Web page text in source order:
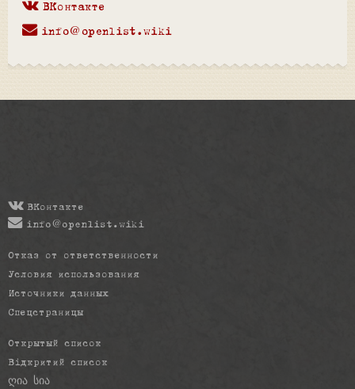
ВКонтакте
info@openlist.wiki
ВКонтакте
info@openlist.wiki
Отказ от ответственности
Условия использования
Источники данных
Спецстраницы
Открытый список
Відкритий список
ღია სია